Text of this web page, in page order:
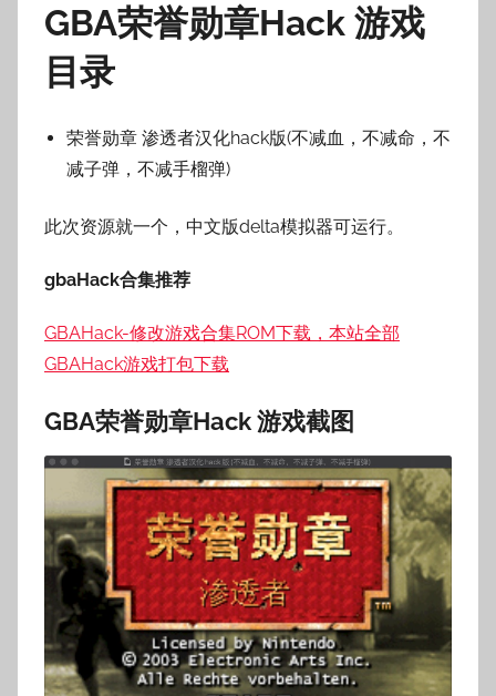
GBA荣誉勋章Hack 游戏
目录
荣誉勋章 渗透者汉化hack版(不减血，不减命，不
减子弹，不减手榴弹)
此次资源就一个，中文版delta模拟器可运行。
gbaHack合集推荐
GBAHack-修改游戏合集ROM下载，本站全部
GBAHack游戏打包下载
GBA荣誉勋章Hack游戏截图